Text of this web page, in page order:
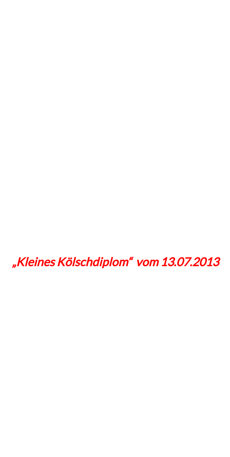
„Kleines Kölschdiplom“ vom 13.07.2013